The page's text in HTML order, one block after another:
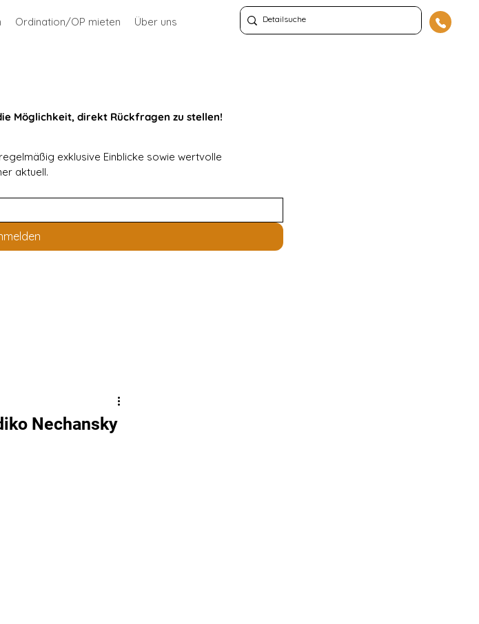
Ordination/OP mieten Über uns
Möglichkeit, direkt Rückfragen zu stellen!
exklusive Einblicke sowie wertvolle
aktuell.
Nechansky